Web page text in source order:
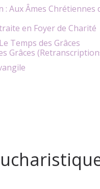
Aux Âmes Chrétiennes
en Foyer de Charité
Temps des Grâces
Grâces